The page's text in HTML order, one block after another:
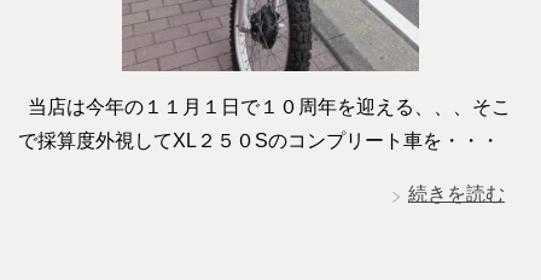
当店は今年の１１月１日で１０周年を迎える、、、そこ
で採算度外視してXL２５０Sのコンプリート車を・・・
続きを読む